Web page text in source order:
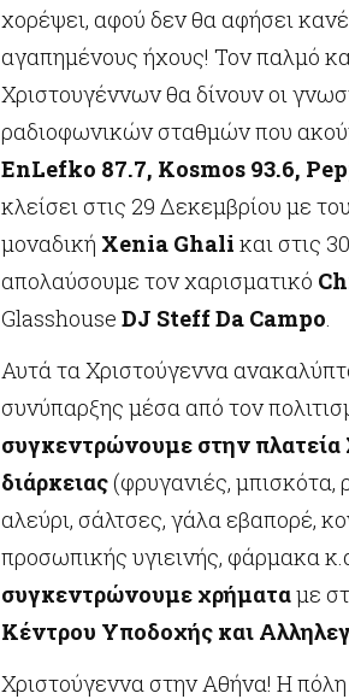
χορέψει, αφού δεν θα αφήσει
αγαπημένους ήχους! Τον παλμό
Χριστουγέννων θα δίνουν οι
ραδιοφωνικών σταθμών που
EnLefko 87.7, Kosmos 93.6,
κλείσει στις 29 Δεκεμβρίου με
μοναδική Xenia Ghali και στις
απολαύσουμε τον χαρισματικό
Glasshouse DJ Steff Da Campo.
Αυτά τα Χριστούγεννα
συνύπαρξης μέσα από τον
συγκεντρώνουμε στην
διάρκειας(φρυγανιές, μπισκότα,
αλεύρι, σάλτσες, γάλα εβαπορέ,
προσωπικής υγιεινής, φάρμακα
συγκεντρώνουμε χρήματαμε
Κέντρου Υποδοχής και
Χριστούγεννα στην Αθήνα! Η